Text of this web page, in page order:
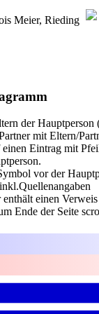
Meier, Rieding
der Hauptperson
mit Eltern/
Eintrag mit
vor der
einen
Ende der Seite